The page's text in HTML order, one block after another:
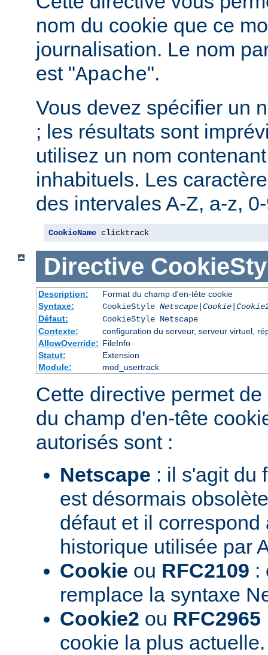
nom du cookie que ce
journalisation. Le nom
est "Apache".
Vous devez spécifier un
; les résultats sont
utilisez un nom
inhabituels. Les
des intervales A-Z, a-z,
CookieName clicktrack
Directive
Description:
Format du champ d'en-tête cookie
Syntaxe:
CookieStyle
Défaut:
CookieStyle Netscape
Contexte:
configuration du serveur, serveur virtuel,
AllowOverride: FileInfo
Statut:
Extension
Module:
mod_usertrack
Cette directive permet
du champ d'en-tête
autorisés sont :
Netscape : il s'agit du
est désormais
défaut et il correspond
historique utilisée par
Cookie ou RFC2109 :
remplace la syntaxe
Cookie2 ou RFC2965
cookie la plus actuelle.